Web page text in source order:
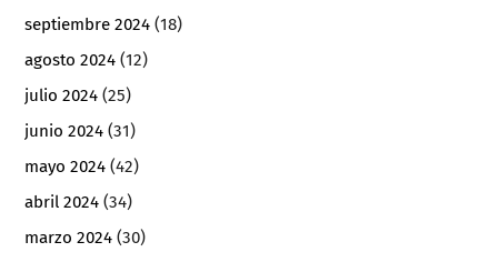
septiembre 2024 (18)
agosto 2024 (12)
julio 2024 (25)
junio 2024 (31)
mayo 2024 (42)
abril 2024 (34)
marzo 2024 (30)